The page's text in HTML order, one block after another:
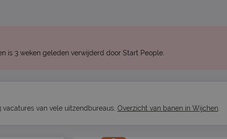
is 3 weken geleden verwijderd door Start People.
van vele uitzendbureaus. Overzicht van banen in Wijchen